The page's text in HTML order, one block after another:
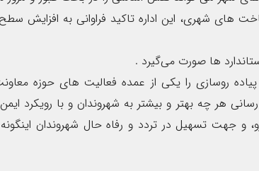
های شهری، این اداره تاکید فراوانی به افزایش
ها صورت می‌گیرد .
پیاده روسازی را یکی از عمده فعالیت های حوزه
هر چه بهتر و بیشتر به شهروندان و با رویکرد
و جهت تسهیل در تردد و رفاه حال شهروندان اینگونه
پیام فرمانده سپاه شهرستان بندرماهشهر
به مناسبت اربعین حسینی